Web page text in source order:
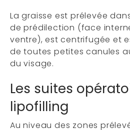
La graisse est prélevée
de prédilection (face
ventre), est centrifugée et
de toutes petites canules
du visage.
Les suites
lipofilling
Au niveau des zones